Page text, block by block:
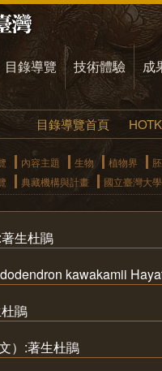
目錄導覽 技術體驗 成
目錄導覽首頁
內容主題 生物 植物界
典藏機構與計畫 國立臺灣大學
生杜鵑
kawakamii
鵑
）:著生杜鵑